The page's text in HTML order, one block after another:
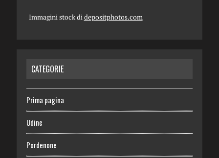
Immagini stock didepositphotos.com
CATEGORIE
Prima pagina
Udine
Pordenone